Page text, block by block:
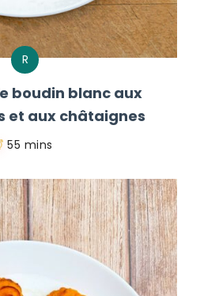
R
boudin blanc aux
et aux châtaignes
55 mins